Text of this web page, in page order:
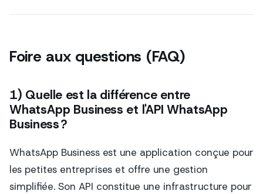
Foire aux questions (FAQ)
1) Quelle est la différence entre
WhatsApp Business et l'API WhatsApp
Business ?
WhatsApp Business est une application conçue pour
les petites entreprises et offre une gestion
simplifiée. Son API constitue une infrastructure pour